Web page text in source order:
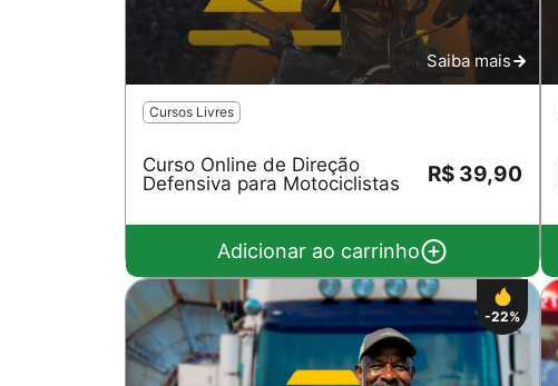
Saiba mais
Cursos Livres
Curso Online de Direção
Defensiva para Motociclistas
R$ 39,90
Adicionar ao carrinho
-22%